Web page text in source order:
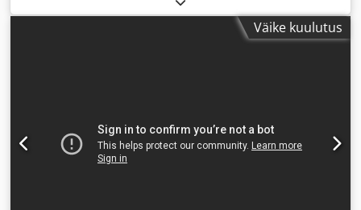
Väike kuulutus